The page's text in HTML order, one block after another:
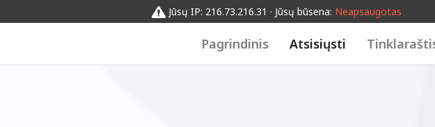
Jūsų IP: 216.73.216.31 · Jūsų būsena: Neapsaugotas
Pagrindinis Atsisiųsti